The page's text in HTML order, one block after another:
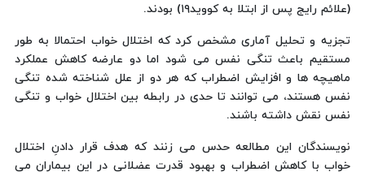
(علائم رایج پس از ابتلا به کووید۱۹) بودند.
تجزیه و تحلیل آماری مشخص کرد که اختلال خواب احتمالا به طور
مستقیم باعث تنگی نفس می شود اما دو عارضه کاهش عملکرد
ماهیچه ها و افزایش اضطراب که هر دو از علل شناخته شده تنگی
نفس هستند، می توانند تا حدی در رابطه بین اختلال خواب و تنگی
نفس نقش داشته باشند.
نویسندگان این مطالعه حدس می زنند که هدف قرار دادنِ اختلال
خواب با کاهش اضطراب و بهبود قدرت عضلانی در این بیماران می